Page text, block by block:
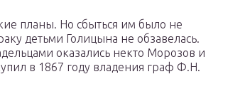
планы. Но сбыться им было не
детьми Голицына не обзавелась.
оказались некто Морозов и
в 1867 году владения граф Ф.Н.